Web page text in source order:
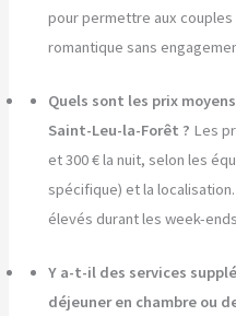
pour permettre aux
romantique sans
Quels sont les prix
Saint-Leu-la-Forêt ? Les
et 300 € la nuit, selon les
spécifique) et la
élevés durant les week-
Y a-t-il des services
déjeuner en chambre ou